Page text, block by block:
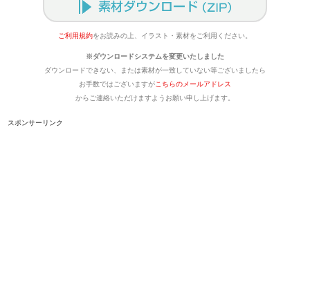
ご利用規約をお読みの上、イラスト・素材をご利用ください。
※ダウンロードシステムを変更いたしました
ダウンロードできない、または素材が一致していない等ございましたら
お手数ではございますがこちらのメールアドレス
からご連絡いただけますようお願い申し上げます。
スポンサーリンク